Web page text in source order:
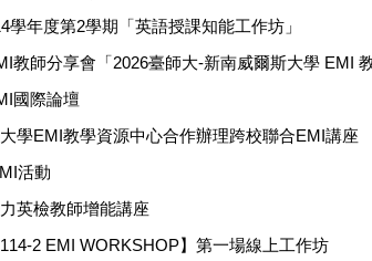
學年度第2學期「英語授課知能工作坊」
教師分享會「2026臺師大-新南威爾斯大學 EMI
國際論壇
學EMI教學資源中心合作辦理跨校聯合EMI講座
活動
英檢教師增能講座
2 EMI WORKSHOP】第一場線上工作坊